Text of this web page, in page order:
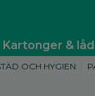
Kartonger &
OCH HYGIEN